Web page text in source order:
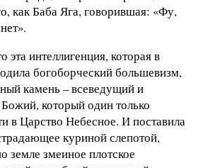
как Баба Яга, говорившая: «Фу,
эта интеллигенция, которая в
богоборческий большевизм,
камень – всеведущий и
который один только
в Царство Небесное. И поставила
куриной слепотой,
змеиное плотское